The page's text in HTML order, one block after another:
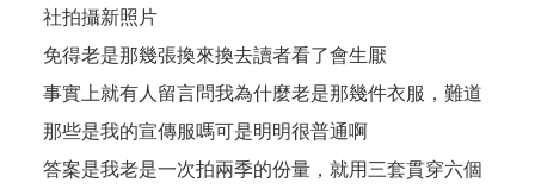
社拍攝新照片
免得老是那幾張換來換去讀者看了會生厭
事實上就有人留言問我為什麼老是那幾件衣服，難道
那些是我的宣傳服嗎可是明明很普通啊
答案是我老是一次拍兩季的份量，就用三套貫穿六個